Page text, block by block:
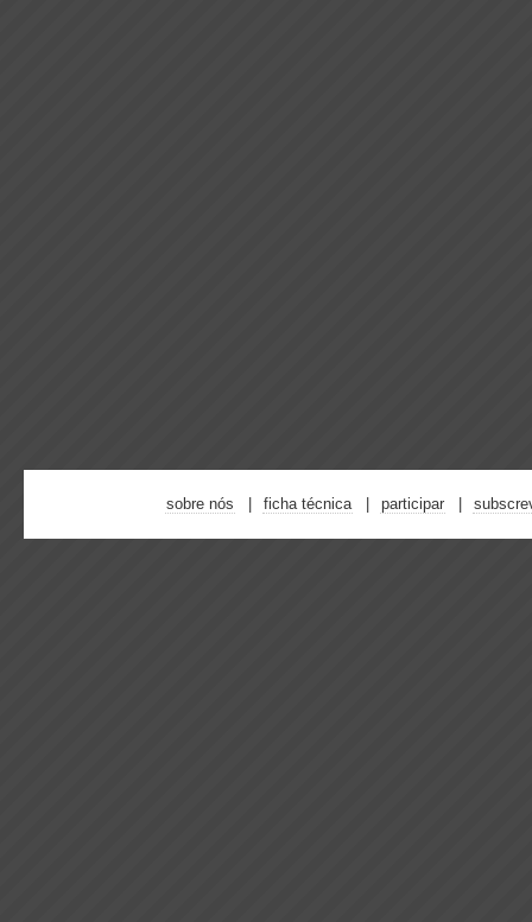
sobre nós ficha técnica participar